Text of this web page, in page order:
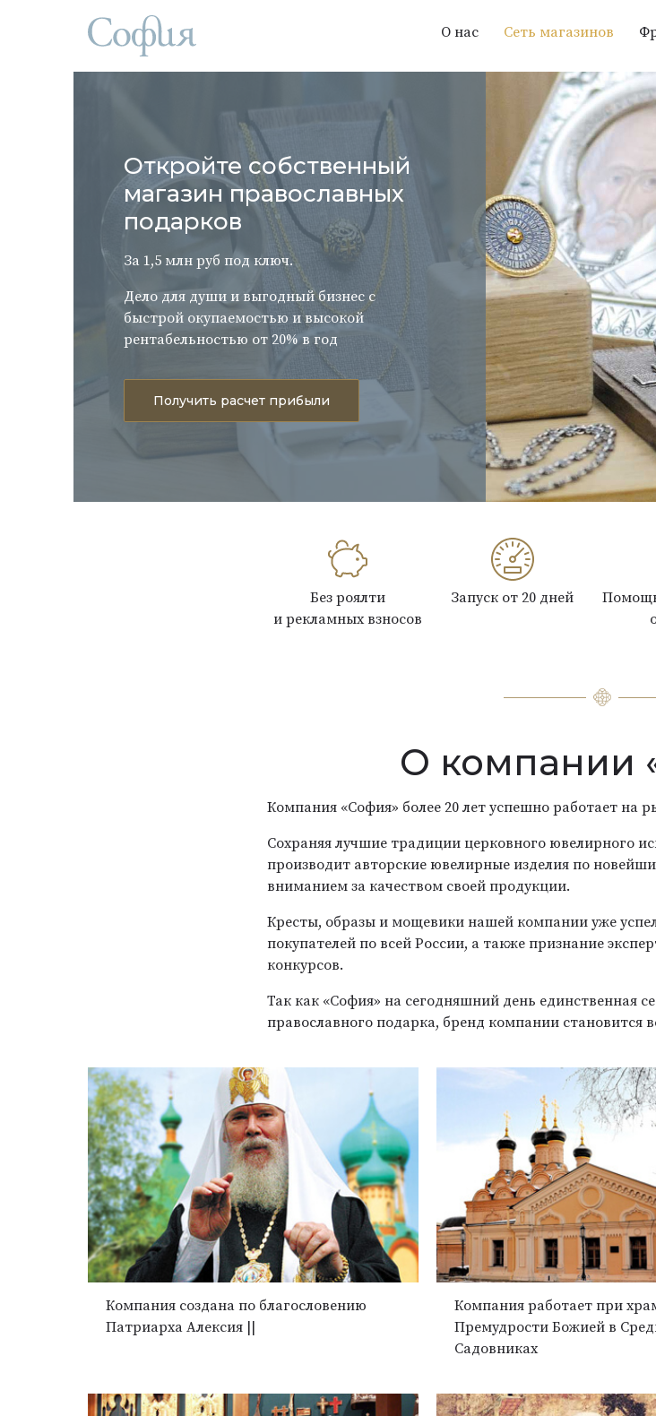
О нас Сеть магазинов
Откройте собственный
магазин православных
подарков
За 1,5 млн руб под ключ.
Дело для души и выгодный бизнес с
быстрой окупаемостью и высокой
рентабельностью от 20% в год
Получить расчет прибыли
Без роялти
и рекламных взносов
Запуск от 20 дней
О компании
Компания «София» более 20 лет успешно работает на
Сохраняя лучшие традиции церковного ювелирного
производит авторские ювелирные изделия по
вниманием за качеством своей продукции.
Кресты, образы и мощевики нашей компании уже
покупателей по всей России, а также признание
конкурсов.
Так как «София» на сегодняшний день единственная
православного подарка, бренд компании становится
Компания создана по благословению
Патриарха Алексия ||
Компания работает при
Премудрости Божией в
Садовниках